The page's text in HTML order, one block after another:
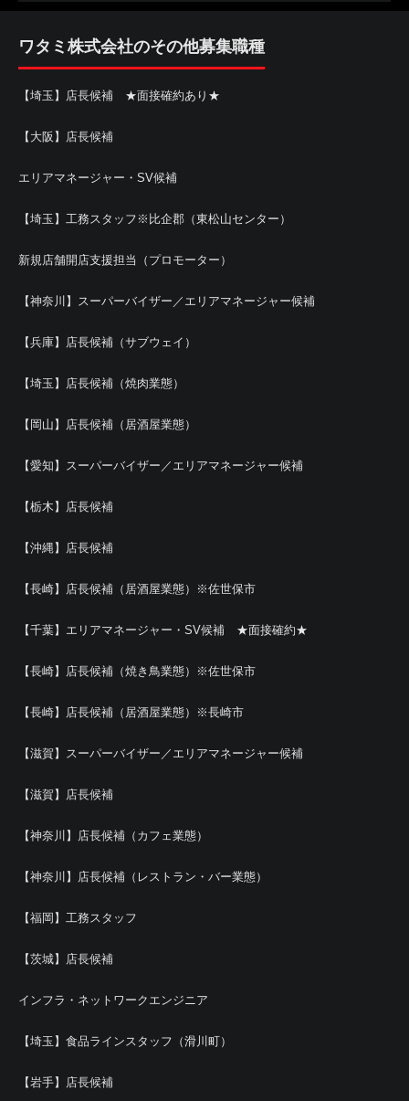
ワタミ株式会社のその他募集職種
【埼玉】店長候補 ★面接確約あり★
【大阪】店長候補
エリアマネージャー・SV候補
【埼玉】工務スタッフ※比企郡（東松山センター）
新規店舗開店支援担当（プロモーター）
【神奈川】スーパーバイザー／エリアマネージャー候補
【兵庫】店長候補（サブウェイ）
【埼玉】店長候補（焼肉業態）
【岡山】店長候補（居酒屋業態）
【愛知】スーパーバイザー／エリアマネージャー候補
【栃木】店長候補
【沖縄】店長候補
【長崎】店長候補（居酒屋業態）※佐世保市
【千葉】エリアマネージャー・SV候補 ★面接確約★
【長崎】店長候補（焼き鳥業態）※佐世保市
【長崎】店長候補（居酒屋業態）※長崎市
【滋賀】スーパーバイザー／エリアマネージャー候補
【滋賀】店長候補
【神奈川】店長候補（カフェ業態）
【神奈川】店長候補（レストラン・バー業態）
【福岡】工務スタッフ
【茨城】店長候補
インフラ・ネットワークエンジニア
【埼玉】食品ラインスタッフ（滑川町）
【岩手】店長候補